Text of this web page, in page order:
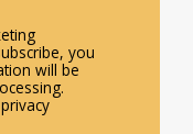
you
will be